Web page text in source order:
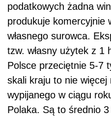
podatkowych żadna
produkuje komercyjnie
własnego surowca.
tzw. własny użytek z 1
Polsce przeciętnie 5-7
skali kraju to nie
wypijanego w ciągu
Polaka. Są to średnio